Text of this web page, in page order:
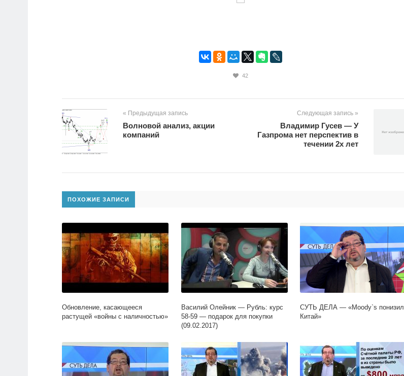
42
« Предыдущая запись
Волновой анализ, акции
компаний
Следующая запись »
Владимир Гусев — У
Газпрома нет перспектив в
течении 2х лет
ПОХОЖИЕ ЗАПИСИ
Обновление, касающееся
растущей «войны с наличностью»
Василий Олейник — Рубль: курс
58-59 — подарок для покупки
(09.02.2017)
СУТЬ ДЕЛА — «Moody`s понизил
Китай»